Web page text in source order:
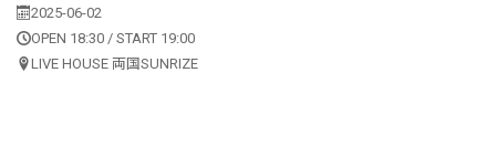
2025-06-02
OPEN 18:30 / START 19:00
LIVE HOUSE 両国SUNRIZE